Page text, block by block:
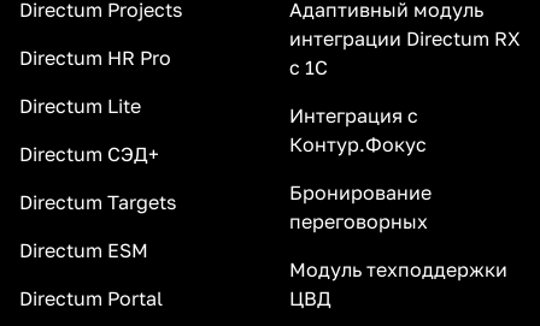
Directum Projects
Directum HR Pro
Directum Lite
Directum СЭД+
Directum Targets
Directum ESM
Directum Portal
Адаптивный модуль
интеграции Directum RX
с 1С
Интеграция с
Контур.Фокус
Бронирование
переговорных
Модуль техподдержки
ЦВД